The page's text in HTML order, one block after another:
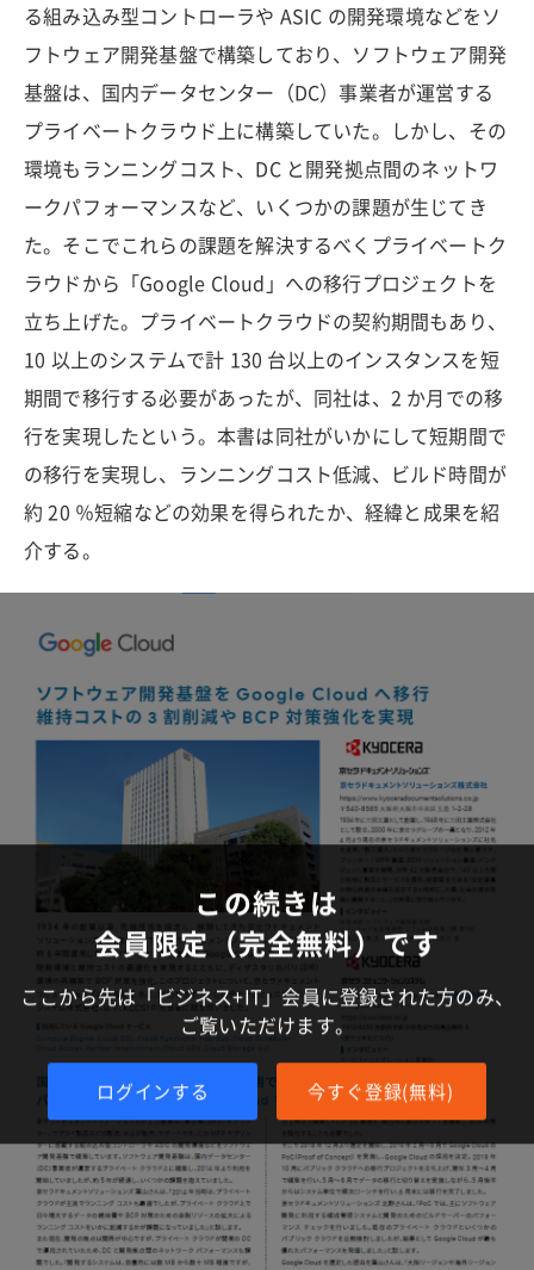
る組み込み型コントローラや ASIC の開発環境などをソ
フトウェア開発基盤で構築しており、ソフトウェア開発
基盤は、国内データセンター（DC）事業者が運営する
プライベートクラウド上に構築していた。しかし、その
環境もランニングコスト、DC と開発拠点間のネットワ
ークパフォーマンスなど、いくつかの課題が生じてき
た。そこでこれらの課題を解決するべくプライベートク
ラウドから「Google Cloud」への移行プロジェクトを
立ち上げた。プライベートクラウドの契約期間もあり、
10 以上のシステムで計 130 台以上のインスタンスを短
期間で移行する必要があったが、同社は、2 か月での移
行を実現したという。本書は同社がいかにして短期間で
の移行を実現し、ランニングコスト低減、ビルド時間が
約 20 ％短縮などの効果を得られたか、経緯と成果を紹
介する。
この続きは
会員限定（完全無料）です
ここから先は「ビジネス+IT」会員に登録された方のみ、
ご覧いただけます。
ログインする 今すぐ登録(無料)